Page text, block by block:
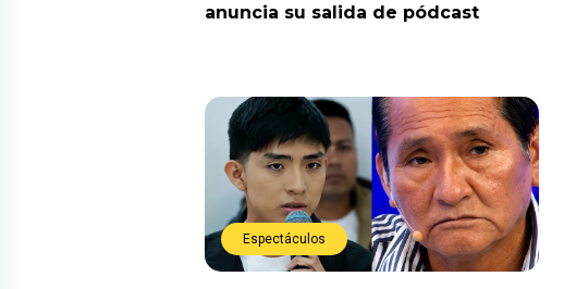
anuncia su salida de pódcast
Espectáculos